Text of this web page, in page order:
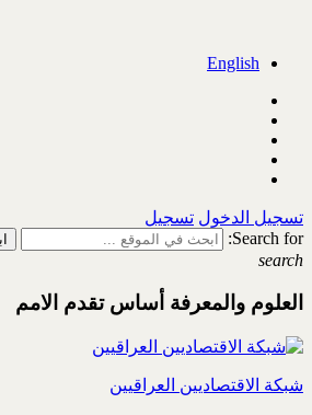
English
تسجيل الدخول تسجيل
Search for:
search
العلوم والمعرفة أساس تقدم الامم
شبكة الاقتصاديين العراقيين